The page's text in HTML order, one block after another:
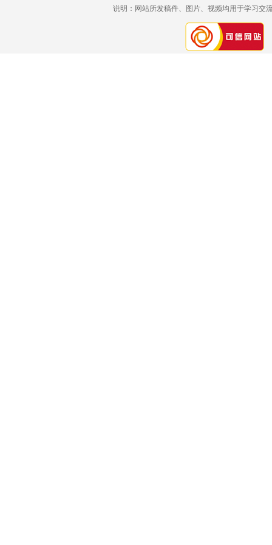
说明：网站所发稿件、图片、视频均用于学习交